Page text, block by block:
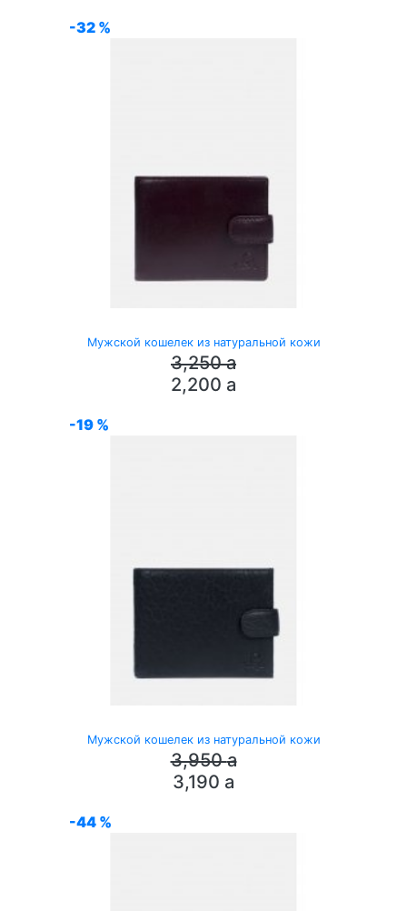
-32 %
Мужской кошелек из натуральной кожи
3,250a
2,200 a
-19 %
Мужской кошелек из натуральной кожи
3,950a
3,190 a
-44 %